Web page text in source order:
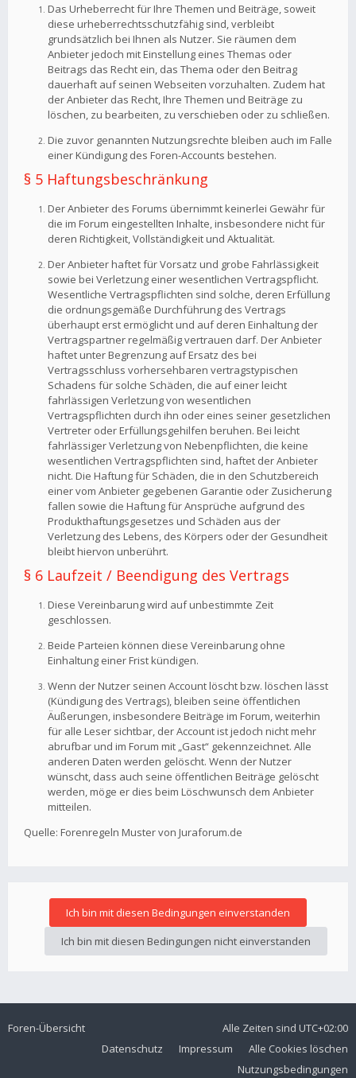
Das Urheberrecht für Ihre Themen und Beiträge, soweit
diese urheberrechtsschutzfähig sind, verbleibt
grundsätzlich bei Ihnen als Nutzer. Sie räumen dem
Anbieter jedoch mit Einstellung eines Themas oder
Beitrags das Recht ein, das Thema oder den Beitrag
dauerhaft auf seinen Webseiten vorzuhalten. Zudem hat
der Anbieter das Recht, Ihre Themen und Beiträge zu
löschen, zu bearbeiten, zu verschieben oder zu schließen.
Die zuvor genannten Nutzungsrechte bleiben auch im Falle
einer Kündigung des Foren-Accounts bestehen.
§ 5 Haftungsbeschränkung
Der Anbieter des Forums übernimmt keinerlei Gewähr für
die im Forum eingestellten Inhalte, insbesondere nicht für
deren Richtigkeit, Vollständigkeit und Aktualität.
Der Anbieter haftet für Vorsatz und grobe Fahrlässigkeit
sowie bei Verletzung einer wesentlichen Vertragspflicht.
Wesentliche Vertragspflichten sind solche, deren Erfüllung
die ordnungsgemäße Durchführung des Vertrags
überhaupt erst ermöglicht und auf deren Einhaltung der
Vertragspartner regelmäßig vertrauen darf. Der Anbieter
haftet unter Begrenzung auf Ersatz des bei
Vertragsschluss vorhersehbaren vertragstypischen
Schadens für solche Schäden, die auf einer leicht
fahrlässigen Verletzung von wesentlichen
Vertragspflichten durch ihn oder eines seiner gesetzlichen
Vertreter oder Erfüllungsgehilfen beruhen. Bei leicht
fahrlässiger Verletzung von Nebenpflichten, die keine
wesentlichen Vertragspflichten sind, haftet der Anbieter
nicht. Die Haftung für Schäden, die in den Schutzbereich
einer vom Anbieter gegebenen Garantie oder Zusicherung
fallen sowie die Haftung für Ansprüche aufgrund des
Produkthaftungsgesetzes und Schäden aus der
Verletzung des Lebens, des Körpers oder der Gesundheit
bleibt hiervon unberührt.
§ 6 Laufzeit / Beendigung des Vertrags
Diese Vereinbarung wird auf unbestimmte Zeit
geschlossen.
Beide Parteien können diese Vereinbarung ohne
Einhaltung einer Frist kündigen.
Wenn der Nutzer seinen Account löscht bzw. löschen lässt
(Kündigung des Vertrags), bleiben seine öffentlichen
Äußerungen, insbesondere Beiträge im Forum, weiterhin
für alle Leser sichtbar, der Account ist jedoch nicht mehr
abrufbar und im Forum mit „Gast“ gekennzeichnet. Alle
anderen Daten werden gelöscht. Wenn der Nutzer
wünscht, dass auch seine öffentlichen Beiträge gelöscht
werden, möge er dies beim Löschwunsch dem Anbieter
mitteilen.
Quelle: Forenregeln Muster von Juraforum.de
Foren-Übersicht Alle Zeiten sind UTC+02:00
Alle Cookies löschen
Impressum
Datenschutz
Nutzungsbedingungen